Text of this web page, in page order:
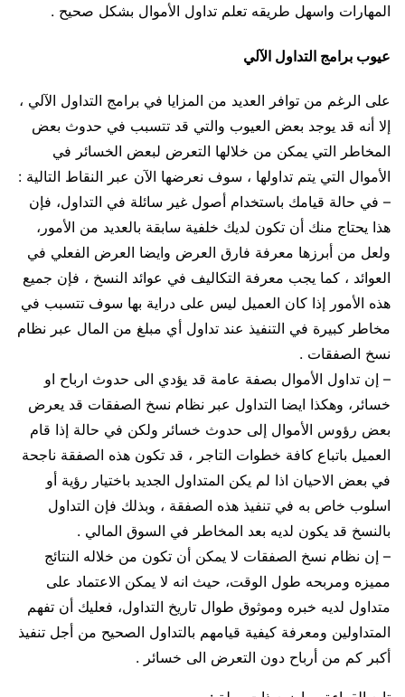
المهارات واسهل طريقه تعلم تداول الأموال بشكل صحيح .
عيوب برامج التداول الآلي
على الرغم من توافر العديد من المزايا في برامج التداول الآلي ،
إلا أنه قد يوجد بعض العيوب والتي قد تتسبب في حدوث بعض
المخاطر التي يمكن من خلالها التعرض لبعض الخسائر في
الأموال التي يتم تداولها ، سوف نعرضها الآن عبر النقاط التالية :
– في حالة قيامك باستخدام أصول غير سائلة في التداول، فإن
هذا يحتاج منك أن تكون لديك خلفية سابقة بالعديد من الأمور،
ولعل من أبرزها معرفة فارق العرض وايضا العرض الفعلي في
العوائد ، كما يجب معرفة التكاليف في عوائد النسخ ، فإن جميع
هذه الأمور إذا كان العميل ليس على دراية بها سوف تتسبب في
مخاطر كبيرة في التنفيذ عند تداول أي مبلغ من المال عبر نظام
نسخ الصفقات .
– إن تداول الأموال بصفة عامة قد يؤدي الى حدوث ارباح او
خسائر، وهكذا ايضا التداول عبر نظام نسخ الصفقات قد يعرض
بعض رؤوس الأموال إلى حدوث خسائر ولكن في حالة إذا قام
العميل باتباع كافة خطوات التاجر ، قد تكون هذه الصفقة ناجحة
في بعض الاحيان اذا لم يكن المتداول الجديد باختيار رؤية أو
اسلوب خاص به في تنفيذ هذه الصفقة ، وبذلك فإن التداول
بالنسخ قد يكون لديه بعد المخاطر في السوق المالي .
– إن نظام نسخ الصفقات لا يمكن أن تكون من خلاله النتائج
مميزه ومربحه طول الوقت، حيث انه لا يمكن الاعتماد على
متداول لديه خبره وموثوق طوال تاريخ التداول، فعليك أن تفهم
المتداولين ومعرفة كيفية قيامهم بالتداول الصحيح من أجل تنفيذ
أكبر كم من أرباح دون التعرض الى خسائر .